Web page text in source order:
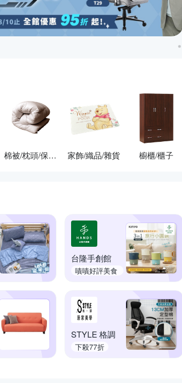
棉被/枕頭/保潔墊 家飾/織品/雜貨 櫥櫃/櫃子
台隆手創館
嘖嘖好評美食
STYLE 格調
下殺77折